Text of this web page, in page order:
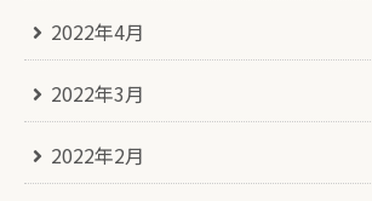
2022年4月
2022年3月
2022年2月